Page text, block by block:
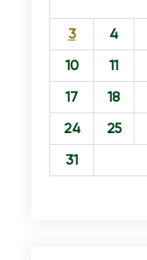
3
4
10
11
17
18
24
25
31